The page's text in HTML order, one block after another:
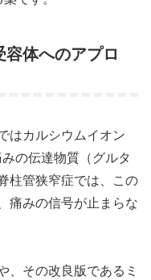
体へのアプロ
はカルシウムイオン
の伝達物質（グルタ
柱管狭窄症では、この
痛みの信号が止まらな
、その改良版であるミ